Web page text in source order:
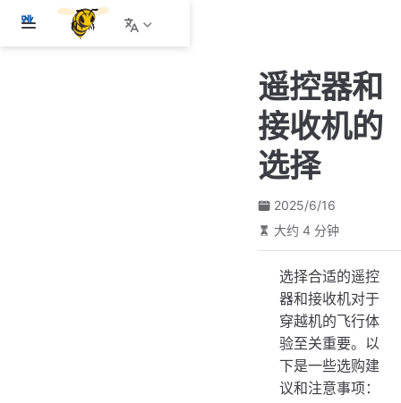
跳
遥控器和
接收机的
选择
2025/6/16
大约 4 分钟
选择合适的遥控
器和接收机对于
穿越机的飞行体
验至关重要。以
下是一些选购建
议和注意事项：